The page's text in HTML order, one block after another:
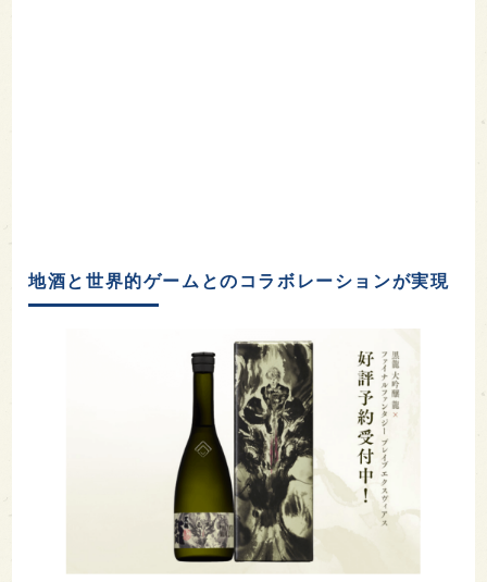
地酒と世界的ゲームとのコラボレーションが実現